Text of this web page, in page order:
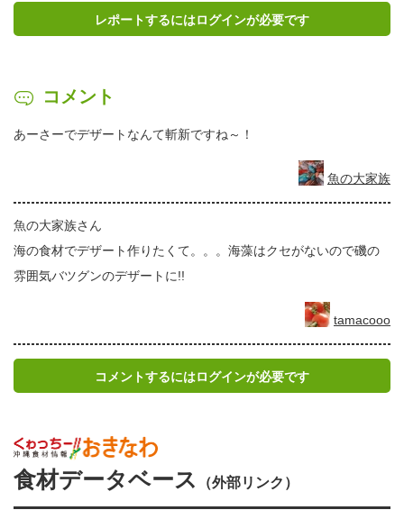
レポートするにはログインが必要です
コメント
あーさーでデザートなんて斬新ですね～！
魚の大家族
魚の大家族さん
海の食材でデザート作りたくて。。。海藻はクセがないので磯の
雰囲気バツグンのデザートに!!
tamacooo
コメントするにはログインが必要です
食材データベース （外部リンク）